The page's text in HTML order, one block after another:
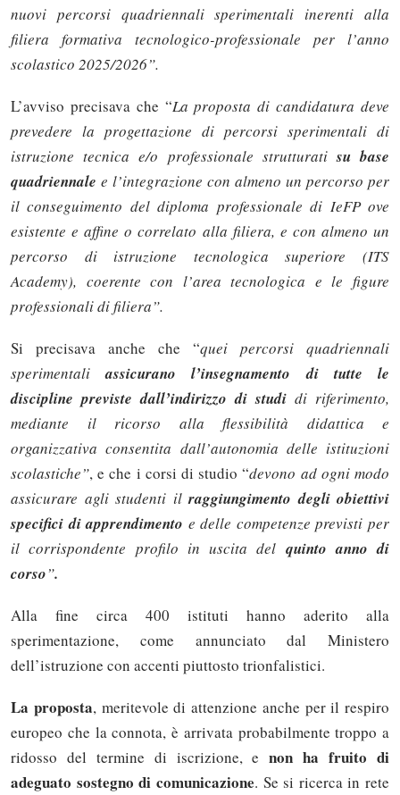
nuovi percorsi quadriennali sperimentali inerenti alla
filiera formativa tecnologico-professionale per l’anno
scolastico 2025/2026”.
L’avviso precisava che “La proposta di candidatura deve
prevedere la progettazione di percorsi sperimentali di
istruzione tecnica e/o professionale strutturatisu base
quadriennale e l’integrazione con almeno un percorso per
il conseguimento del diploma professionale di IeFP ove
esistente e affine o correlato alla filiera, e con almeno un
percorso di istruzione tecnologica superiore (ITS
Academy), coerente con l’area tecnologica e le figure
professionali di filiera”.
Si precisava anche che “quei percorsi quadriennali
sperimentaliassicurano l’insegnamento di tutte le
discipline previste dall’indirizzo di studi di riferimento,
mediante il ricorso alla flessibilità didattica e
organizzativa consentita dall’autonomia delle istituzioni
scolastiche”, e che i corsi di studio “devono ad ogni modo
assicurare agli studenti ilraggiungimento degli obiettivi
specifici di apprendimento e delle competenze previsti per
il corrispondente profilo in uscita del quinto anno di
corso”.
Alla fine circa 400 istituti hanno aderito alla
sperimentazione, come annunciato dal Ministero
dell’istruzione con accenti piuttosto trionfalistici.
La proposta, meritevole di attenzione anche per il respiro
europeo che la connota, è arrivata probabilmente troppo a
ridosso del termine di iscrizione, enon ha fruito di
adeguato sostegno di comunicazione. Se si ricerca in rete